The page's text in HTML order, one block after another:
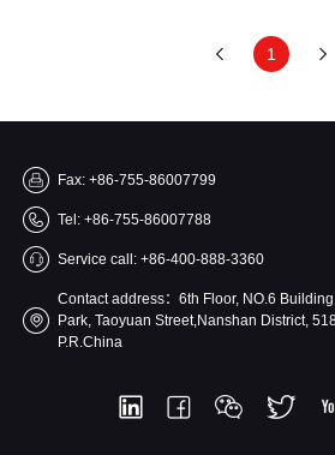
1
Fax: +86-755-86007799
Tel: +86-755-86007788
Service call: +86-400-888-3360
Contact address：6th Floor, NO.6
Park, Taoyuan Street,Nanshan District,
P.R.China